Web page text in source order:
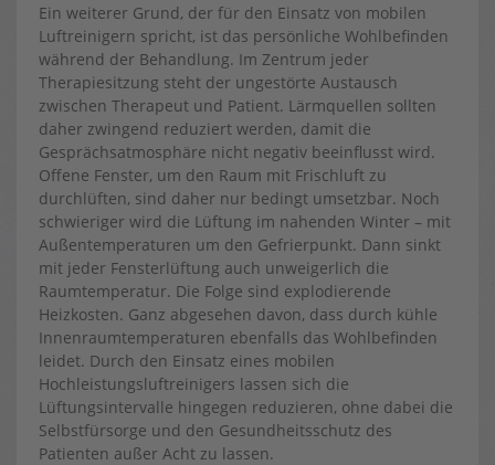
Ein weiterer Grund, der für den Einsatz von mobilen
Luftreinigern spricht, ist das persönliche Wohlbefinden
während der Behandlung. Im Zentrum jeder
Therapiesitzung steht der ungestörte Austausch
zwischen Therapeut und Patient. Lärmquellen sollten
daher zwingend reduziert werden, damit die
Gesprächsatmosphäre nicht negativ beeinflusst wird.
Offene Fenster, um den Raum mit Frischluft zu
durchlüften, sind daher nur bedingt umsetzbar. Noch
schwieriger wird die Lüftung im nahenden Winter – mit
Außentemperaturen um den Gefrierpunkt. Dann sinkt
mit jeder Fensterlüftung auch unweigerlich die
Raumtemperatur. Die Folge sind explodierende
Heizkosten. Ganz abgesehen davon, dass durch kühle
Innenraumtemperaturen ebenfalls das Wohlbefinden
leidet. Durch den Einsatz eines mobilen
Hochleistungsluftreinigers lassen sich die
Lüftungsintervalle hingegen reduzieren, ohne dabei die
Selbstfürsorge und den Gesundheitsschutz des
Patienten außer Acht zu lassen.